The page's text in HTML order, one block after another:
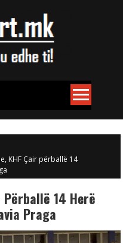
KHF Çair përballë 14
Përballë 14 Herë
Praga